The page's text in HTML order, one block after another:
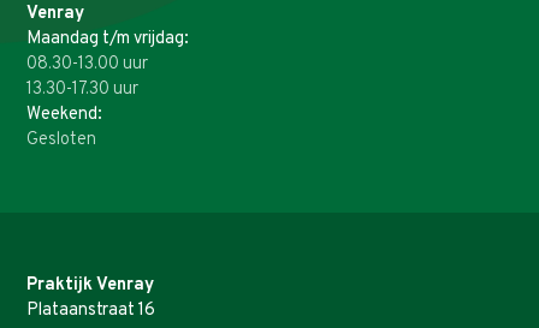
Venray
Maandag t/m vrijdag:
08.30-13.00 uur
13.30-17.30 uur
Weekend:
Gesloten
Praktijk Venray
Plataanstraat 16